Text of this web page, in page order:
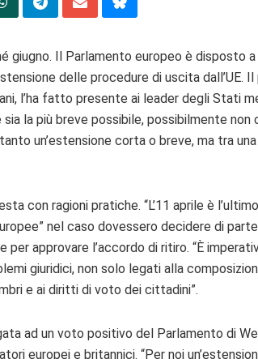
giugno. Il Parlamento europeo è disposto
delle procedure di uscita dall’UE.
l’ha fatto presente ai leader degli Stati
la più breve possibile, possibilmente non
un’estensione corta o breve, ma tra
con ragioni pratiche. “L’11 aprile è
nel caso dovessero decidere di
per approvare l’accordo di ritiro. “È
giuridici, non solo legati alla
e ai diritti di voto dei cittadini”.
ad un voto positivo del
Parlamento di
europei e britannici. “Per noi